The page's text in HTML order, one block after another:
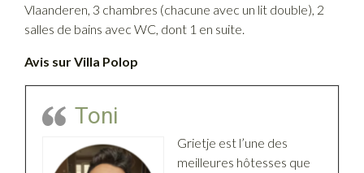
Vlaanderen, 3 chambres (chacune avec un lit double), 2
salles de bains avec WC, dont 1 en suite.
Avis sur Villa Polop
Toni
Grietje est l’une des
meilleures hôtesses que